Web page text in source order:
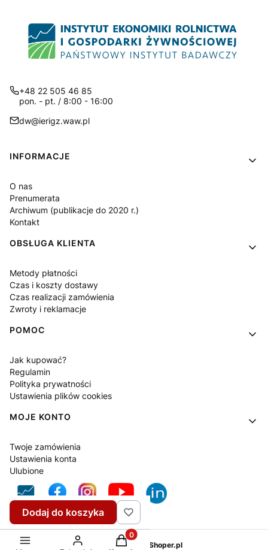
+48 22 505 46 85
pon. - pt. / 8:00 - 16:00
dw@ierigz.waw.pl
Linki w stopce
INFORMACJE
O nas
Prenumerata
Archiwum (publikacje do 2020 r.)
Kontakt
OBSŁUGA KLIENTA
Metody płatności
Czas i koszty dostawy
Czas realizacji zamówienia
Zwroty i reklamacje
POMOC
Jak kupować?
Regulamin
Polityka prywatności
Ustawienia plików cookies
MOJE KONTO
Twoje zamówienia
Ustawienia konta
Ulubione
Sklep internetowy Shoper.pl
Dodaj do koszyka
Produkty w koszyku: 0. Zobacz